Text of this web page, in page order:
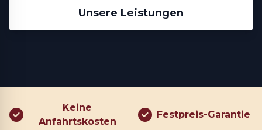
Unsere Leistungen
Keine
Anfahrtskosten
Festpreis-Garantie